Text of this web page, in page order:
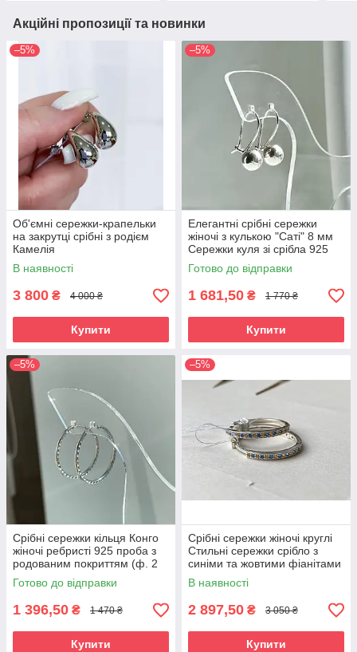
Акційні пропозиції та новинки
–5%
Об'ємні сережки-крапельки
на закрутці срібні з родієм
Камелія
В наявності
3 800 ₴ 4 000 ₴
Купити
–5%
Елегантні срібні сережки
жіночі з кулькою "Саті" 8 мм
Сережки куля зі срібла 925
проби
Готово до відправки
1 681,50 ₴ 1 770 ₴
Купити
–5%
Срібні сережки кільця Конго
жіночі ребристі 925 проба з
родованим покриттям (ф. 2
см)
Готово до відправки
1 396,50 ₴ 1 470 ₴
Купити
–5%
Срібні сережки жіночі круглі
Стильні сережки срібло з
синіми та жовтими фіанітами
В наявності
2 897,50 ₴ 3 050 ₴
Купити